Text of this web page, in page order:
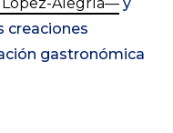
creaciones
gastronómica